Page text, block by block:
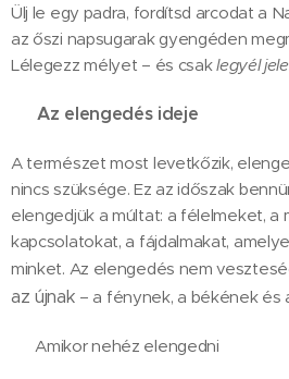
Ülj le egy padra, fordítsd arcodat a
az őszi napsugarak gyengéden
Lélegezz mélyet – és csaklegyél
Az elengedés ideje
A természet most levetkőzik,
nincs szüksége. Ez az időszak
elengedjük a múltat: a félelmeket, a
kapcsolatokat, a fájdalmakat,
minket. Az elengedés nem
az újnak – a fénynek, a békének és
💭 Amikor nehéz elengedni